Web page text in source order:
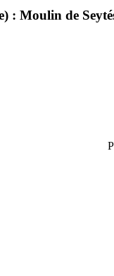
: Moulin de